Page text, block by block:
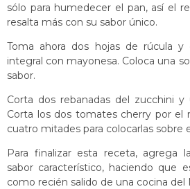
sólo para humedecer el pan, así el
resalta más con su sabor único.
Toma ahora dos hojas de rúcula y
integral con mayonesa. Coloca una
sabor.
Corta dos rebanadas del zucchini y
Corta los dos tomates cherry por el
cuatro mitades para colocarlas sobre
Para finalizar esta receta, agrega
sabor característico, haciendo que
como recién salido de una cocina del